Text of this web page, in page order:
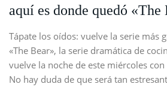
aquí es donde quedó «The
Tápate los oídos: vuelve la serie más
«The Bear», la serie dramática de
vuelve la noche de este miércoles
No hay duda de que será tan